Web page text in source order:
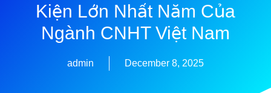
Kiện Lớn Nhất Năm Của
Ngành CNHT Việt Nam
admin December 8, 2025